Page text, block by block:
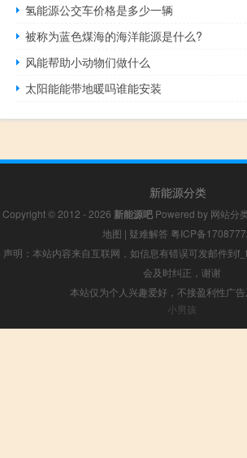
氢能源公交车价格是多少一辆
被称为蓝色煤海的海洋能源是什么?
风能帮助小动物们做什么
太阳能能带地暖吗谁能安装
新能源分类
Copyright © 2012 - 2026 新能源吧 Powered by 网站分
地图 | 疑难解答 粤ICP备
声明：本站内容来自互联网，如信息有错误可发邮件到
会及时纠正，谢谢
本站仅为个人兴趣爱好，不接盈利性广
小男孩